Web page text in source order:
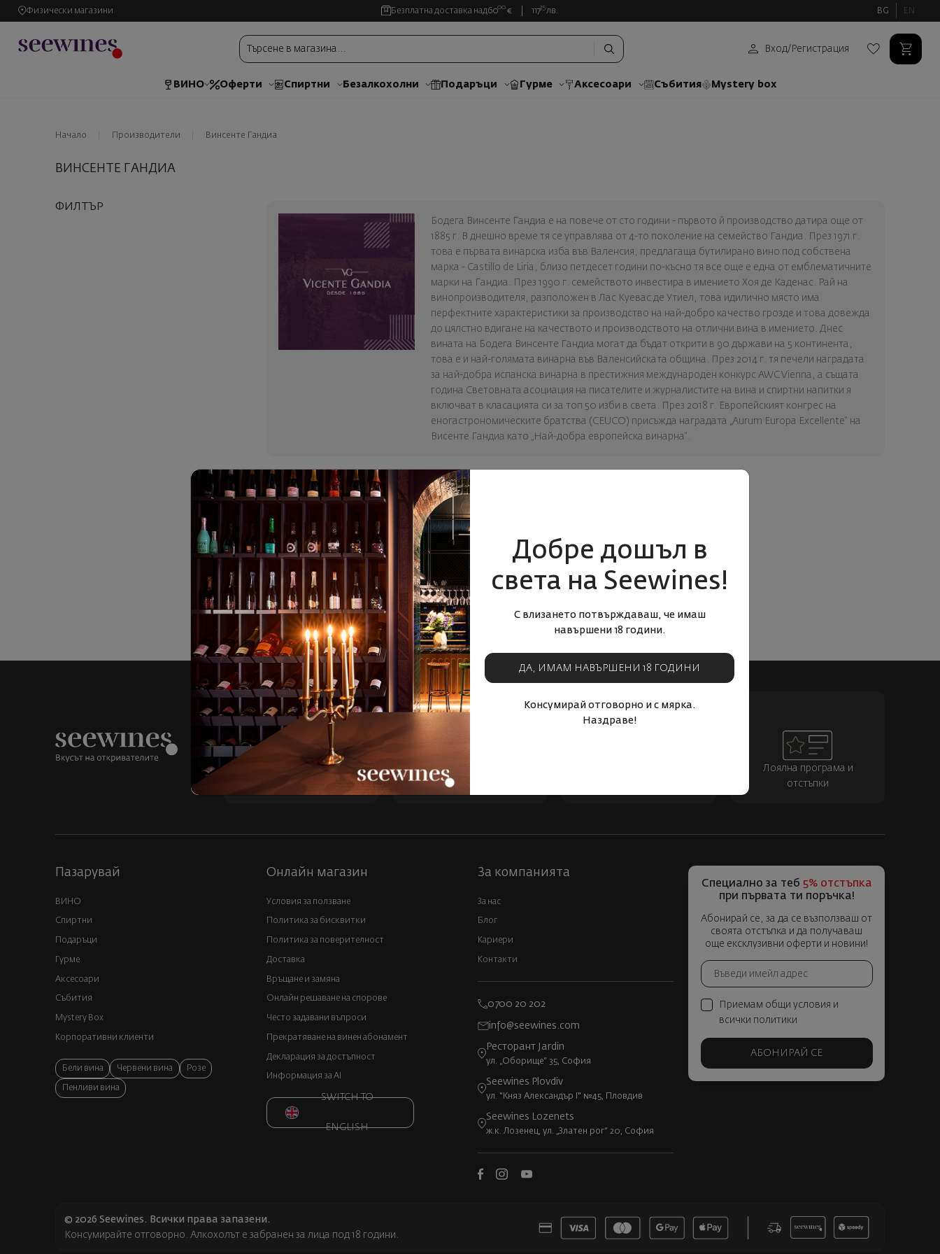
Физически магазини Безплатна доставка над6000 € 11735 лв. BG EN
Вход/ Регистрация
ВИНО Оферти Спиртни Безалкохолни Подаръци Гурме Аксесоари Събития Mystery box
Начало Производители Винсенте Гандиа
ВИНСЕНТЕ ГАНДИА
ФИЛТЪР
Бодега Винсенте Гандиа е на повече от сто години - първото й производство датира още от
1885 г. В днешно време тя се управлява от 4-то поколение на семейство Гандиа. През 1971 г.
това е първата винарска изба във Валенсия, предлагаща бутилирано вино под собствена
марка - Castillo de Liria, близо петдесет години по-късно тя все още е една от емблематичните
марки на Гандиа. През 1990 г. семейството инвестира в имението Хоя де Каденас. Рай на
винопроизводителя, разположен в Лас Куевас де Утиел, това идилично място има
перфектните характеристики за производство на най-добро качество грозде и това довежда
до цялстно вдигане на качеството и производството на отлични вина в имението. Днес
вината на Бодега Винсенте Гандиа могат да бъдат открити в 90 държави на 5 континента,
това е и най-голямата винарна във Валенсийската община. През 2014 г. тя печели наградата
за най-добра испанска винарна в престижния международен конкурс AWC Vienna, а същата
година Световната асоциация на писателите и журналистите на вина и спиртни напитки я
включват в класацията си за топ 50 изби в света. През 2018 г. Европейският конгрес на
еногастрономическите братства (CEUCO) присъжда наградата „Aurum Europa Excellente“ на
Висенте Гандиа като „Най-добра европейска винарна“.
Няма намерени продукти
За съжаление не успяхме да открием търсените от Вас продукти.
Добре дошъл в
света на Seewines!
С влизането потвърждаваш, че имаш
навършени 18 години.
ДА, ИМАМ НАВЪРШЕНИ 18 ГОДИНИ
Консумирай отговорно и с мярка.
Наздраве!
Над 1300 вина от цял свят
Физически магазини и
събития
Лоялна програма и
отстъпки
Пазарувай
ВИНО
Спиртни
Подаръци
Гурме
Аксесоари
Събития
Mystery Box
Корпоративни клиенти
Бели вина Червени вина Розе
Пенливи вина
Онлайн магазин
Условия за ползване
Политика за бисквитки
Политика за поверителност
Доставка
Връщане и замяна
Онлайн решаване на спорове
Често задавани въпроси
Прекратяване на винен абонамент
Декларация за достъпност
Информация за AI
SWITCH TO
ENGLISH
За компанията
За нас
Блог
Кариери
Контакти
0700 20 202
info@seewines.com
Ресторант Jardin
ул. „Оборище“ 35, София
Seewines Plovdiv
ул. "Княз Александър I" №45, Пловдив
Seewines Lozenets
ж.к. Лозенец, ул. „Златен рог“ 20, София
Специално за теб 5% отстъпка
при първата ти поръчка!
Абонирай се, за да се възползваш от
своята отстъпка и да получаваш
още ексклузивни оферти и новини!
Приемам общи условия и
всички политики
АБОНИРАЙ СЕ
© 2026 Seewines. Всички права запазени.
Консумирайте отговорно. Алкохолът е забранен за лица под 18 години.